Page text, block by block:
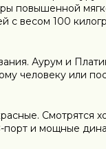
повышенной
с весом 100
Аурум и
человеку или
Смотрятся
порт и мощные